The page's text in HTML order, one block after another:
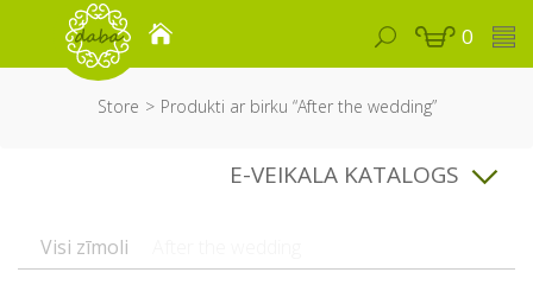
0
Store Produkti ar birku “After the wedding”
E-VEIKALA KATALOGS
Visi zīmoli